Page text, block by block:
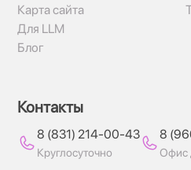
Карта сайта
Для LLM
Блог
Контакты
8 (831) 214-00-43
Круглосуточно
8
Офис